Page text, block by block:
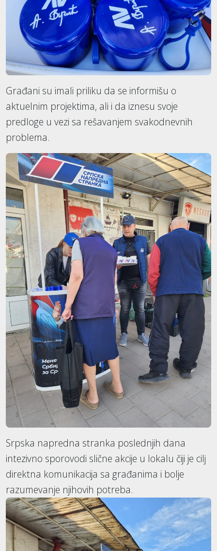
Građani su imali priliku da se informišu o
aktuelnim projektima, ali i da iznesu svoje
predloge u vezi sa rešavanjem svakodnevnih
problema.
Srpska napredna stranka poslednjih dana
intezivno sporovodi slične akcije u lokalu čiji je cilj
direktna komunikacija sa građanima i bolje
razumevanje njihovih potreba.